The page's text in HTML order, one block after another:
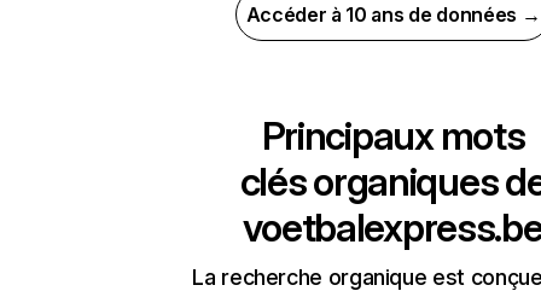
Accéder à 10 ans de données →
Principaux mots
clés organiques
La recherche organique est